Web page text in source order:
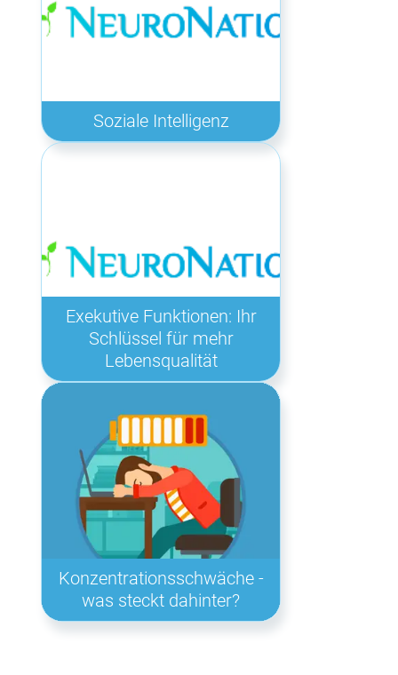
Soziale Intelligenz
Exekutive Funktionen: Ihr
Schlüssel für mehr
Lebensqualität
Konzentrationsschwäche -
was steckt dahinter?